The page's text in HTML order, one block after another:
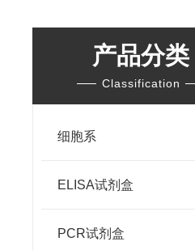
产品分类
Classification
细胞系
ELISA试剂盒
PCR试剂盒